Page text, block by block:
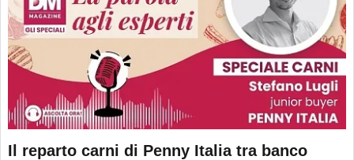
Il reparto carni di Penny Italia tra banco